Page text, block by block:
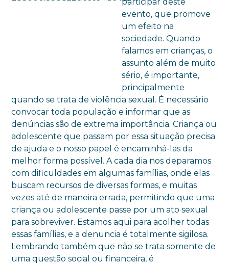
evento, que promove
um efeito na
sociedade. Quando
falamos em crianças, o
assunto além de muito
sério, é importante,
principalmente
quando se trata de violência sexual. É necessário
convocar toda população e informar que as
denúncias são de extrema importância. Criança ou
adolescente que passam por essa situação precisa
de ajuda e o nosso papel é encaminhá-las da
melhor forma possível. A cada dia nos deparamos
com dificuldades em algumas famílias, onde elas
buscam recursos de diversas formas, e muitas
vezes até de maneira errada, permitindo que uma
criança ou adolescente passe por um ato sexual
para sobreviver. Estamos aqui para acolher todas
essas famílias, e a denuncia é totalmente sigilosa.
Lembrando também que não se trata somente de
uma questão social ou financeira, é